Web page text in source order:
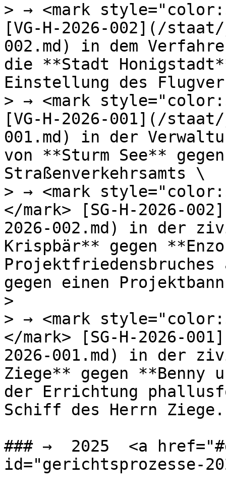
> → <mark
[VG-H-2026-002](/
002.md) in dem
die **Stadt
Einstellung des
> → <mark
[VG-H-2026-001](/
001.md) in der
von **Sturm See**
Straßenverkehrsamts \
> → <mark
</mark> [SG-H-2026-
2026-002.md) in der
Krispbär** gegen
Projektfriedensbruches
gegen einen
>
> → <mark
</mark> [SG-H-2026-
2026-001.md) in der
Ziege** gegen **Benny
der Errichtung
Schiff des Herrn Ziege.
### →  2025  <a
id="gerichtsprozesse-